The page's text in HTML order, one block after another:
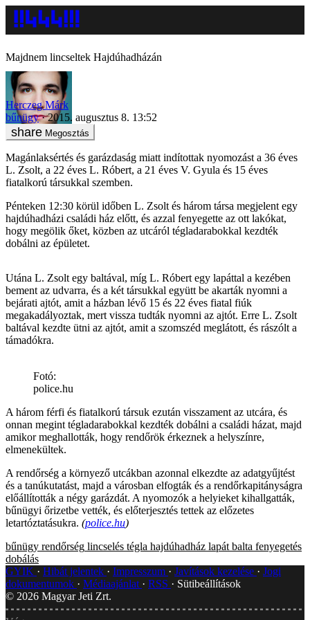
Majdnem lincseltek Hajdúhadházán
Herczeg Márk
bűnügy
2015. augusztus 8. 13:52
Megosztás
Magánlaksértés és garázdaság miatt indítottak nyomozást a 36 éves
L. Zsolt, a 22 éves L. Róbert, a 21 éves V. Gyula és 15 éves
fiatalkorú társukkal szemben.
Pénteken 12:30 körül időben L. Zsolt és három társa megjelent egy
hajdúhadházi családi ház előtt, és azzal fenyegette az ott lakókat,
hogy megölik őket, közben az utcáról tégladarabokkal kezdték
dobálni az épületet.
Utána L. Zsolt egy baltával, míg L. Róbert egy lapáttal a kezében
bement az udvarra, és a két társukkal együtt be akarták nyomni a
bejárati ajtót, amit a házban lévő 15 és 22 éves fiatal fiúk
megakadályoztak, mert vissza tudták nyomni az ajtót. Erre L. Zsolt
baltával kezdte ütni az ajtót, amit a szomszéd meglátott, és rászólt a
támadókra.
Fotó:
police.hu
A három férfi és fiatalkorú társuk ezután visszament az utcára, és
onnan megint tégladarabokkal kezdték dobálni a családi házat, majd
amikor meghallották, hogy rendőrök érkeznek a helyszínre,
elmenekültek.
A rendőrség a környező utcákban azonnal elkezdte az adatgyűjtést
és a tanúkutatást, majd a városban elfogták és a rendőrkapitányságra
előállították a négy garázdát. A nyomozók a helyieket kihallgatták,
bűnügyi őrizetbe vették, és előterjesztés tettek az előzetes
letartóztatásukra. (police.hu)
bűnügy rendőrség lincselés tégla hajdúhadház lapát balta fenyegetés
dobálás
GYIK
Hibát jelentek Impresszum Javítások kezelése
Jogi
dokumentumok
Médiaajánlat RSS
Sütibeállítások
© 2026 Magyar Jeti Zrt.